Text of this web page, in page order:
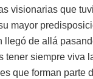
visionarias que
mayor
llegó de allá
tener siempre viva
que forman parte